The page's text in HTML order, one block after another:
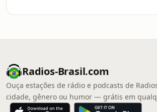
Radios-Brasil.com
Ouça estações de rádio e podcasts de
cidade, gênero ou humor — grátis em